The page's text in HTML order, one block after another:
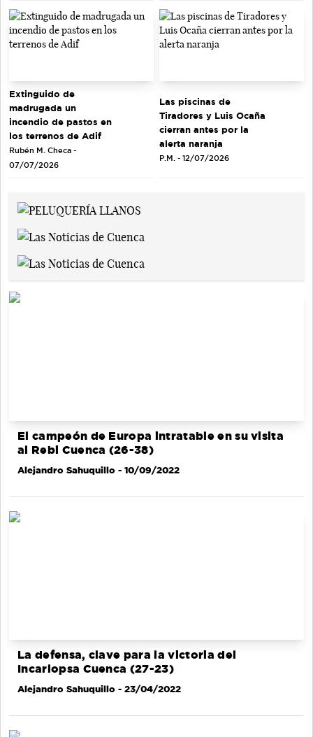
Extinguido de
madrugada un
incendio de pastos en
los terrenos de Adif
Rubén M. Checa -
07/07/2026
Las piscinas de
Tiradores y Luis Ocaña
cierran antes por la
alerta naranja
P.M. - 12/07/2026
El campeón de Europa intratable en su visita
al Rebi Cuenca (26-38)
Alejandro Sahuquillo - 10/09/2022
La defensa, clave para la victoria del
Incarlopsa Cuenca (27-23)
Alejandro Sahuquillo - 23/04/2022